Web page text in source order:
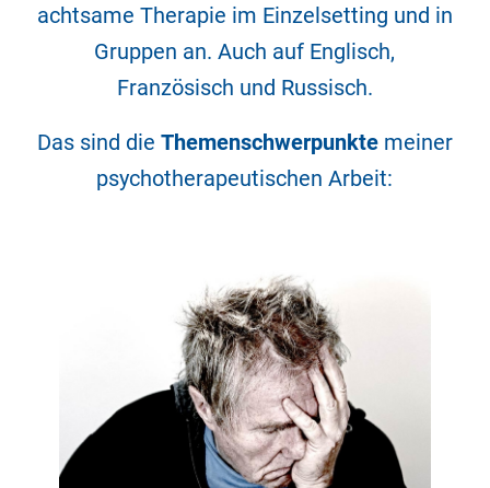
achtsame Therapie im Einzelsetting und in
Gruppen an. Auch auf Englisch,
Französisch und Russisch.
Das sind die Themenschwerpunktemeiner
psychotherapeutischen Arbeit: